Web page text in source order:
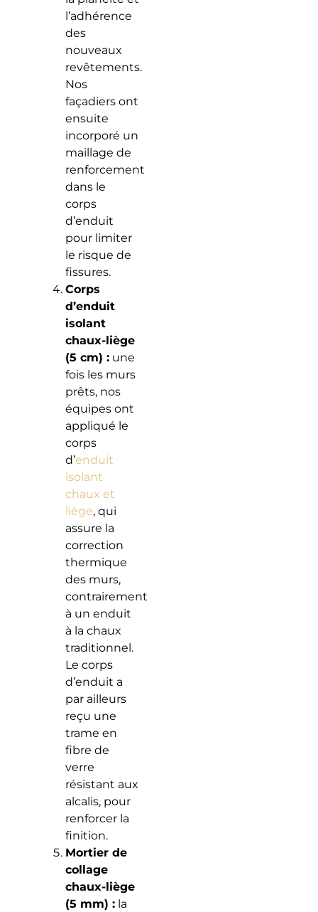
l’adhérence
des
nouveaux
revêtements.
Nos
façadiers ont
ensuite
incorporé un
maillage de
renforcement
dans le
corps
d’enduit
pour limiter
le risque de
fissures.
Corps
d’enduit
isolant
chaux-liège
(5 cm) :une
fois les murs
prêts, nos
équipes ont
appliqué le
corps
d’enduit
isolant
chaux et
liège, qui
assure la
correction
thermique
des murs,
contrairement
à un enduit
à la chaux
traditionnel.
Le corps
d’enduit a
par ailleurs
reçu une
trame en
fibre de
verre
résistant aux
alcalis, pour
renforcer la
finition.
Mortier de
collage
chaux-liège
(5 mm) :la